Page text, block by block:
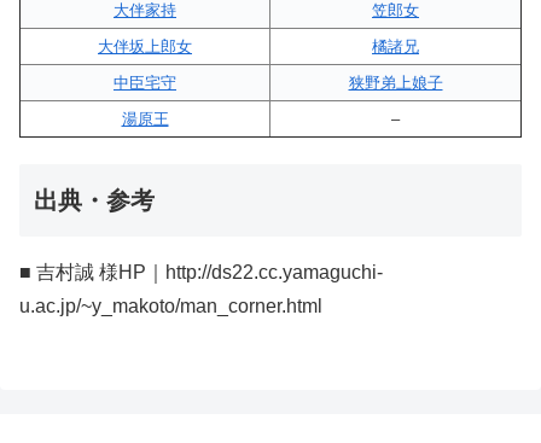
大伴家持
笠郎女
大伴坂上郎女
橘諸兄
中臣宅守
狭野弟上娘子
湯原王
–
出典・参考
■ 吉村誠 様HP｜http://ds22.cc.yamaguchi-
u.ac.jp/~y_makoto/man_corner.html